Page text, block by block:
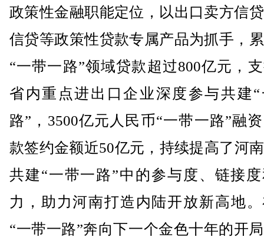
政策性金融职能定位，以出口卖方信
信贷等政策性贷款专属产品为抓手，
“一带一路”领域贷款超过800亿元，
省内重点进出口企业深度参与共建
路”，3500亿元人民币“一带一路”融
款签约金额近50亿元，持续提高了河
共建“一带一路”中的参与度、链接
力，助力河南打造内陆开放新高地
“一带一路”奔向下一个金色十年的开